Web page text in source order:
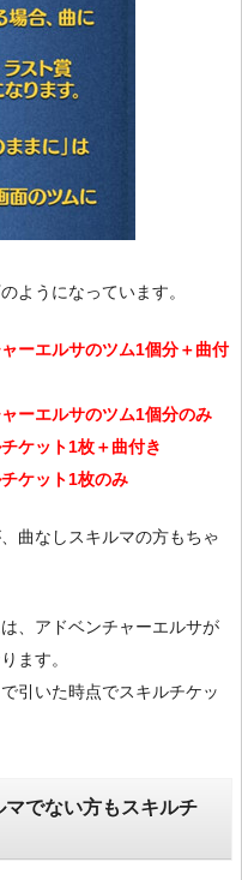
ようになっています。
ーエルサのツム1個分＋曲付
ーエルサのツム1個分のみ
ケット1枚＋曲付き
ケット1枚のみ
曲なしスキルマの方もちゃ
、アドベンチャーエルサが
ます。
引いた時点でスキルチケッ
でない方もスキルチ